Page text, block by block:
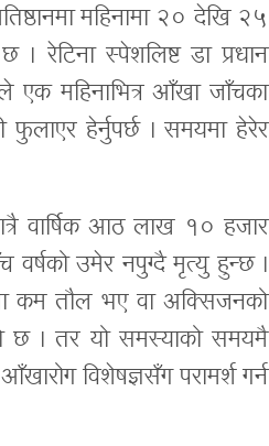
महिनामा २० देखि २५
रेटिना स्पेशलिष्ट डा प्रधान
एक महिनाभित्र आँखा जाँचका
हेर्नुपर्छ । समयमा हेरेर
वार्षिक आठ लाख १० हजार
उमेर नपुग्दै मृत्यु हुन्छ ।
कम तौल भए वा अक्सिजनको
छ । तर यो समस्याको समयमै
विशेषज्ञसँग परामर्श गर्न